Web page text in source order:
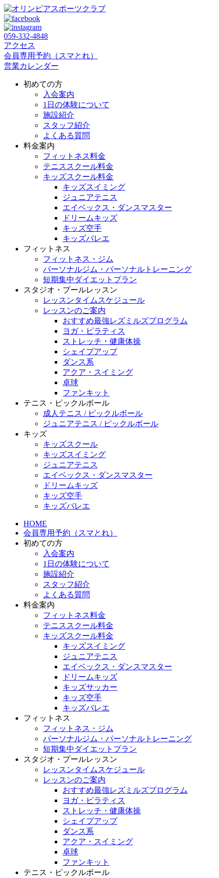
059‐332‐4848
アクセス
会員専用予約（スマとれ）
営業カレンダー
初めての方
入会案内
1日の体験について
施設紹介
スタッフ紹介
よくある質問
料金案内
フィットネス料金
テニススクール料金
キッズスクール料金
キッズスイミング
ジュニアテニス
エイベックス・ダンスマスター
ドリームキッズ
キッズ空手
キッズバレエ
フィットネス
フィットネス・ジム
パーソナルジム・パーソナルトレーニング
短期集中ダイエットプラン
スタジオ・プールレッスン
レッスンタイムスケジュール
レッスンのご案内
おすすめ最強レズミルズプログラム
ヨガ・ピラティス
ストレッチ・健康体操
シェイプアップ
ダンス系
アクア・スイミング
卓球
ファンキット
テニス・ピックルボール
成人テニス / ピックルボール
ジュニアテニス / ピックルボール
キッズ
キッズスクール
キッズスイミング
ジュニアテニス
エイベックス・ダンスマスター
ドリームキッズ
キッズ空手
キッズバレエ
HOME
会員専用予約（スマとれ）
初めての方
入会案内
1日の体験について
施設紹介
スタッフ紹介
よくある質問
料金案内
フィットネス料金
テニススクール料金
キッズスクール料金
キッズスイミング
ジュニアテニス
エイベックス・ダンスマスター
ドリームキッズ
キッズサッカー
キッズ空手
キッズバレエ
フィットネス
フィットネス・ジム
パーソナルジム・パーソナルトレーニング
短期集中ダイエットプラン
スタジオ・プールレッスン
レッスンタイムスケジュール
レッスンのご案内
おすすめ最強レズミルズプログラム
ヨガ・ピラティス
ストレッチ・健康体操
シェイプアップ
ダンス系
アクア・スイミング
卓球
ファンキット
テニス・ピックルボール